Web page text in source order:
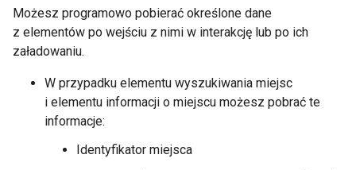
Możesz programowo pobierać określone dane
z elementów po wejściu z nimi w interakcję lub po ich
załadowaniu.
W przypadku elementu wyszukiwania miejsc
i elementu informacji o miejscu możesz pobrać te
informacje:
Identyfikator miejsca